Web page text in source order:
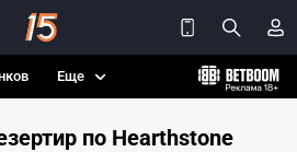
Еще
по Hearthstone